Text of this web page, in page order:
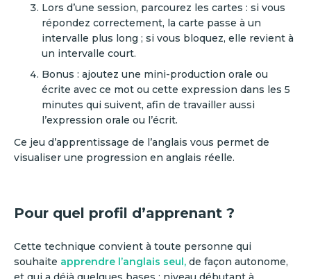
Lors d’une session, parcourez les cartes : si vous
répondez correctement, la carte passe à un
intervalle plus long ; si vous bloquez, elle revient à
un intervalle court.
Bonus : ajoutez une mini-production orale ou
écrite avec ce mot ou cette expression dans les 5
minutes qui suivent, afin de travailler aussi
l’expression orale ou l’écrit.
Ce jeu d’apprentissage de l’anglais vous permet de
visualiser une progression en anglais réelle.
Pour quel profil d’apprenant ?
Cette technique convient à toute personne qui
souhaite apprendre l’anglais seul, de façon autonome,